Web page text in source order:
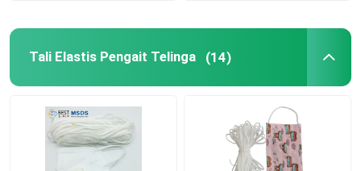
Mesin Pembuat Pengait Telinga
Tali Elastis Pengait Telinga (14)